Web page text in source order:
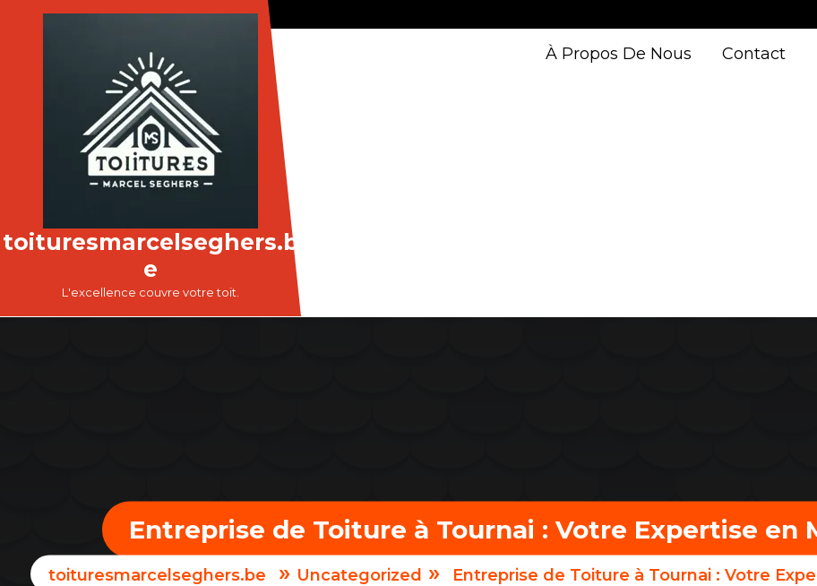
toituresmarcelseghers.b
e
L'excellence couvre votre toit.
À Propos De Nous Contact
Entreprise de Toiture à Tournai : Votre Expertise en
toituresmarcelseghers.be » Uncategorized » Entreprise de Toiture à Tournai : Votre